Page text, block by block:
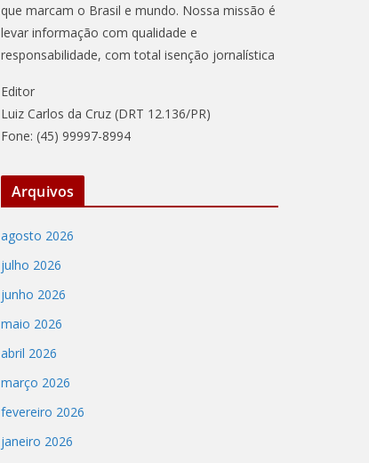
que marcam o Brasil e mundo. Nossa missão é
levar informação com qualidade e
responsabilidade, com total isenção jornalística
Editor
Luiz Carlos da Cruz (DRT 12.136/PR)
Fone: (45) 99997-8994
Arquivos
agosto 2026
julho 2026
junho 2026
maio 2026
abril 2026
março 2026
fevereiro 2026
janeiro 2026